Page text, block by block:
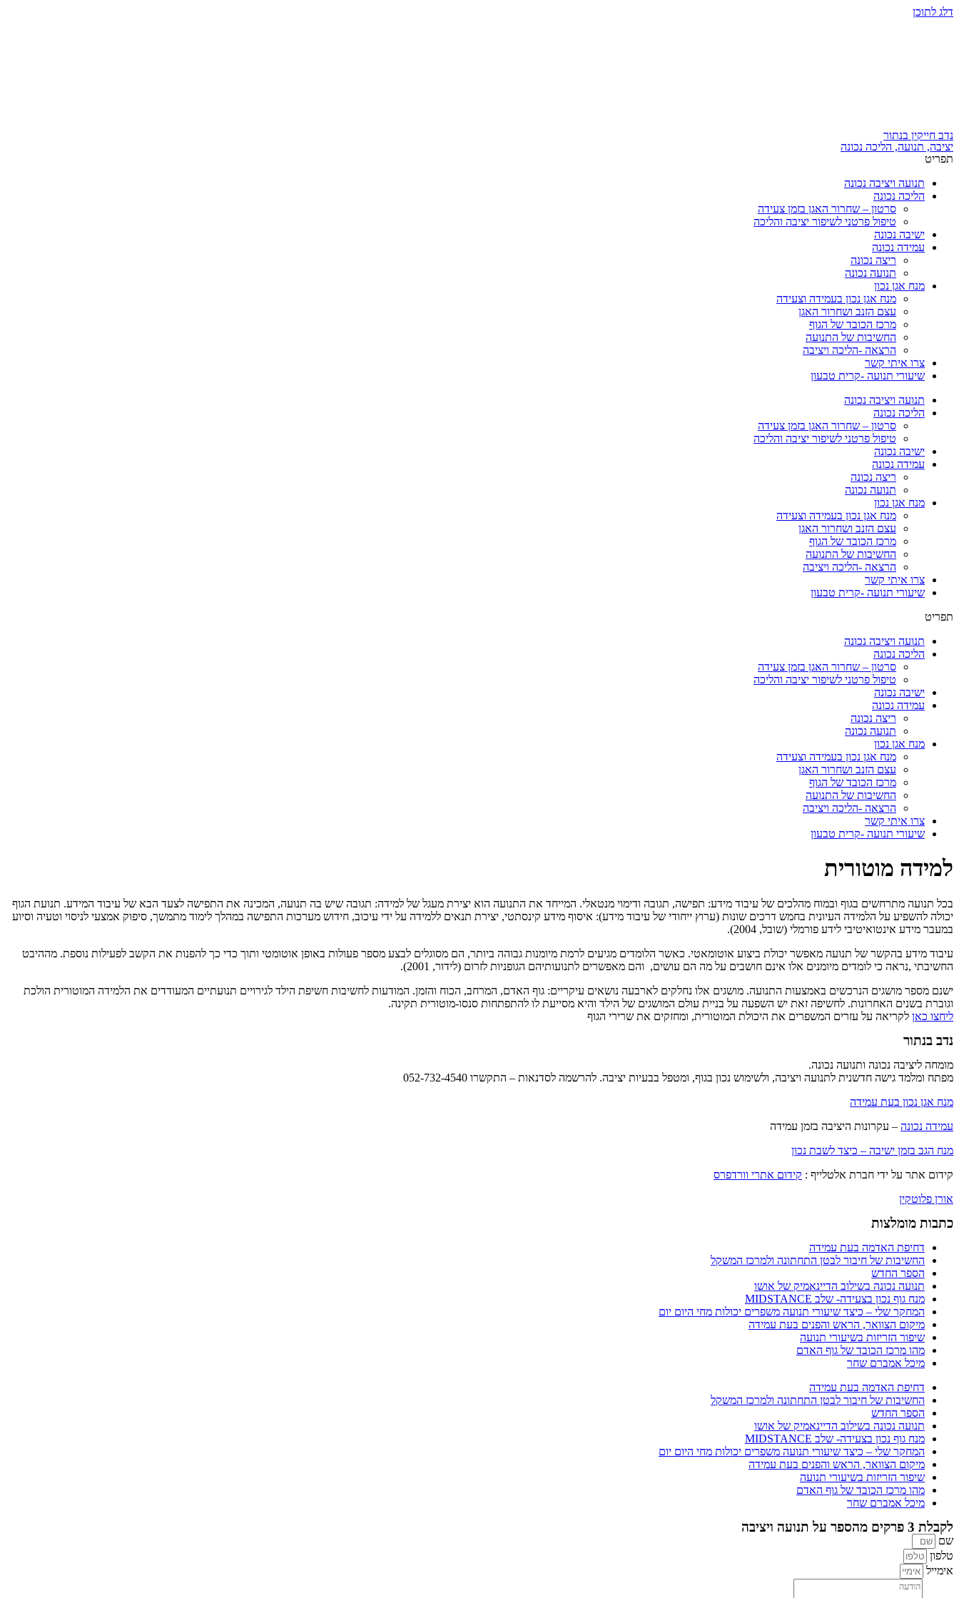
דלג לתוכן
נדב חייקין בנתור
יציבה, תנועה, הליכה נכונה
תפריט
תנועה ויציבה נכונה
הליכה נכונה
סרטון – שחרור האגן בזמן צעידה
טיפול פרטני לשיפור יציבה והליכה
ישיבה נכונה
עמידה נכונה
ריצה נכונה
תנועה נכונה
מנח אגן נכון
מנח אגן נכון בעמידה וצעידה
עצם הזנב ושחרור האגן
מרכז הכובד של הגוף
החשיבות של התנועה
הרצאה -הליכה ויציבה
צרו איתי קשר
שיעורי תנועה -קרית טבעון
תנועה ויציבה נכונה
הליכה נכונה
סרטון – שחרור האגן בזמן צעידה
טיפול פרטני לשיפור יציבה והליכה
ישיבה נכונה
עמידה נכונה
ריצה נכונה
תנועה נכונה
מנח אגן נכון
מנח אגן נכון בעמידה וצעידה
עצם הזנב ושחרור האגן
מרכז הכובד של הגוף
החשיבות של התנועה
הרצאה -הליכה ויציבה
צרו איתי קשר
שיעורי תנועה -קרית טבעון
תפריט
תנועה ויציבה נכונה
הליכה נכונה
סרטון – שחרור האגן בזמן צעידה
טיפול פרטני לשיפור יציבה והליכה
ישיבה נכונה
עמידה נכונה
ריצה נכונה
תנועה נכונה
מנח אגן נכון
מנח אגן נכון בעמידה וצעידה
עצם הזנב ושחרור האגן
מרכז הכובד של הגוף
החשיבות של התנועה
הרצאה -הליכה ויציבה
צרו איתי קשר
שיעורי תנועה -קרית טבעון
למידה מוטורית
בכל תנועה מתרחשים בגוף ובמוח מהלכים של עיבוד מידע: תפישה, תגובה ודימוי מנטאלי. המייחד את התנועה הוא יצירת מעגל של למידה: תגובה שיש בה תנועה, המכינה את התפישה לצעד הבא של עיבוד המידע. תנועת הגוף
יכולה להשפיע על הלמידה העיונית בחמש דרכים שונות (ערוץ ייחודי של עיבוד מידע): איסוף מידע קינסתטי, יצירת תנאים ללמידה על ידי עיכוב, חידוש מערכות התפישה במהלך לימוד מתמשך, סיפוק אמצעי לניסוי וטעיה וסיוע
במעבר מידע אינטואיטיבי לידע פורמלי (שובל, 2004).
עיבוד מידע בהקשר של תנועה מאפשר יכולת ביצוע אוטומאטי. כאשר הלומדים מגיעים לרמת מיומנות גבוהה ביותר, הם מסוגלים לבצע מספר פעולות באופן אוטומטי ותוך כדי כך להפנות את הקשב לפעילות נוספת. מההיבט
החשיבתי ,נראה כי לומדים מיומנים אלו אינם חושבים על מה הם עושים, והם מאפשרים לתנועותיהם הגופניות לזרום (לידור, 2001).
ישנם מספר מושגים הנרכשים באמצעות התנועה. מושגים אלו נחלקים לארבעה נושאים עיקריים: גוף האדם, המרחב, הכוח והזמן. המודעות לחשיבות חשיפת הילד לגירויים תנועתיים המעודדים את הלמידה המוטורית הולכת
וגוברת בשנים האחרונות. לחשיפה זאת יש השפעה על בניית עולם המושגים של הילד והיא מסייעת לו להתפתחות סנסו-מוטורית תקינה.
ליחצו כאן לקריאה על עזרים המשפרים את היכולת המוטורית, ומחזקים את שרירי הגוף
נדב בנתור
מומחה ליציבה נכונה ותנועה נכונה.
מפתח ומלמד גישה חדשנית לתנועה ויציבה, ולשימוש נכון בגוף, ומטפל בבעיות יציבה. להרשמה לסדנאות – התקשרו 052-732-4540
מנח אגן נכון בעת עמידה
עמידה נכונה – עקרונות היציבה בזמן עמידה
מנח הגב בזמן ישיבה – כיצד לשבת נכון
קידום אתר על ידי חברת אלטלייף : קידום אתרי וורדפרס
אורן פלוטקין
כתבות מומלצות
דחיפת האדמה בעת עמידה
החשיבות של חיבור לבטן התחתונה ולמרכז המשקל
הספר החדש
תנועה נכונה בשילוב הדיינאמיק של אושו
מנח גוף נכון בצעידה- שלב MIDSTANCE
המחקר שלי – כיצד שיעורי תנועה משפרים יכולות מחי היום יום
מיקום הצוואר, הראש והפנים בעת עמידה
שיפור הזריזות בשיעורי תנועה
מהו מרכז הכובד של גוף האדם
מיכל אמברם שחר
דחיפת האדמה בעת עמידה
החשיבות של חיבור לבטן התחתונה ולמרכז המשקל
הספר החדש
תנועה נכונה בשילוב הדיינאמיק של אושו
מנח גוף נכון בצעידה- שלב MIDSTANCE
המחקר שלי – כיצד שיעורי תנועה משפרים יכולות מחי היום יום
מיקום הצוואר, הראש והפנים בעת עמידה
שיפור הזריזות בשיעורי תנועה
מהו מרכז הכובד של גוף האדם
מיכל אמברם שחר
לקבלת 3 פרקים מהספר על תנועה ויציבה
שם
טלפון
אימייל